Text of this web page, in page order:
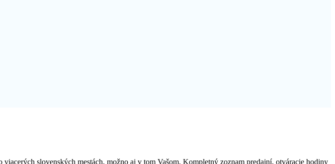
slovenských mestách, možno aj v tom Vašom. Kompletný zoznam predajní, otváracie hodiny